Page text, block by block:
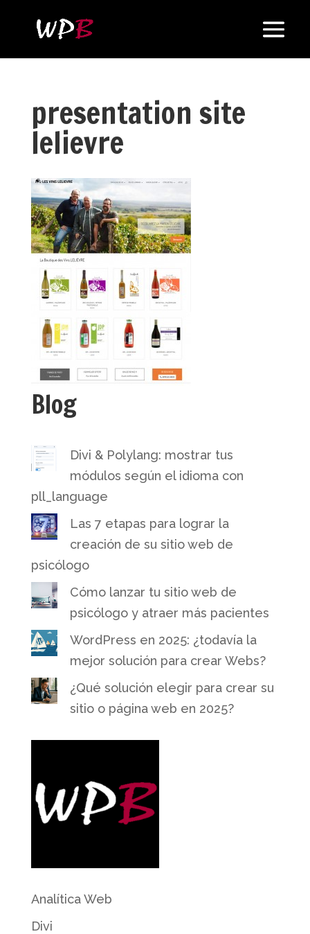
presentation site
lelievre
Blog
Divi & Polylang: mostrar tus
módulos según el idioma con
pll_language
Las 7 etapas para lograr la
creación de su sitio web de
psicólogo
Cómo lanzar tu sitio web de
psicólogo y atraer más pacientes
WordPress en 2025: ¿todavía la
mejor solución para crear Webs?
¿Qué solución elegir para crear su
sitio o página web en 2025?
Analítica Web
Divi